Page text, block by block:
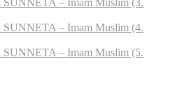
– Imam Muslim (3.
– Imam Muslim (4.
– Imam Muslim (5.